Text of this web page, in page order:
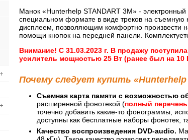
Манок «Hunterhelp STANDART 3M» -
специальном формате в виде треков на съемную
дисплеем, позволяющим комфортно произвести
помощи кнопок на передней панели.
Внимание! С 31.03.2023 г. В продажу
усилитель мощностью 25 Вт (ранее был на 10
Почему следует купить «Hunterhelp
Съемная карта памяти с возможностью
расширенной фонотекой (полный
точечно добавить какие-то фонограммы,
доступны как бесплатные наборы фонотек,
Качество воспроизведения DVD-audio.